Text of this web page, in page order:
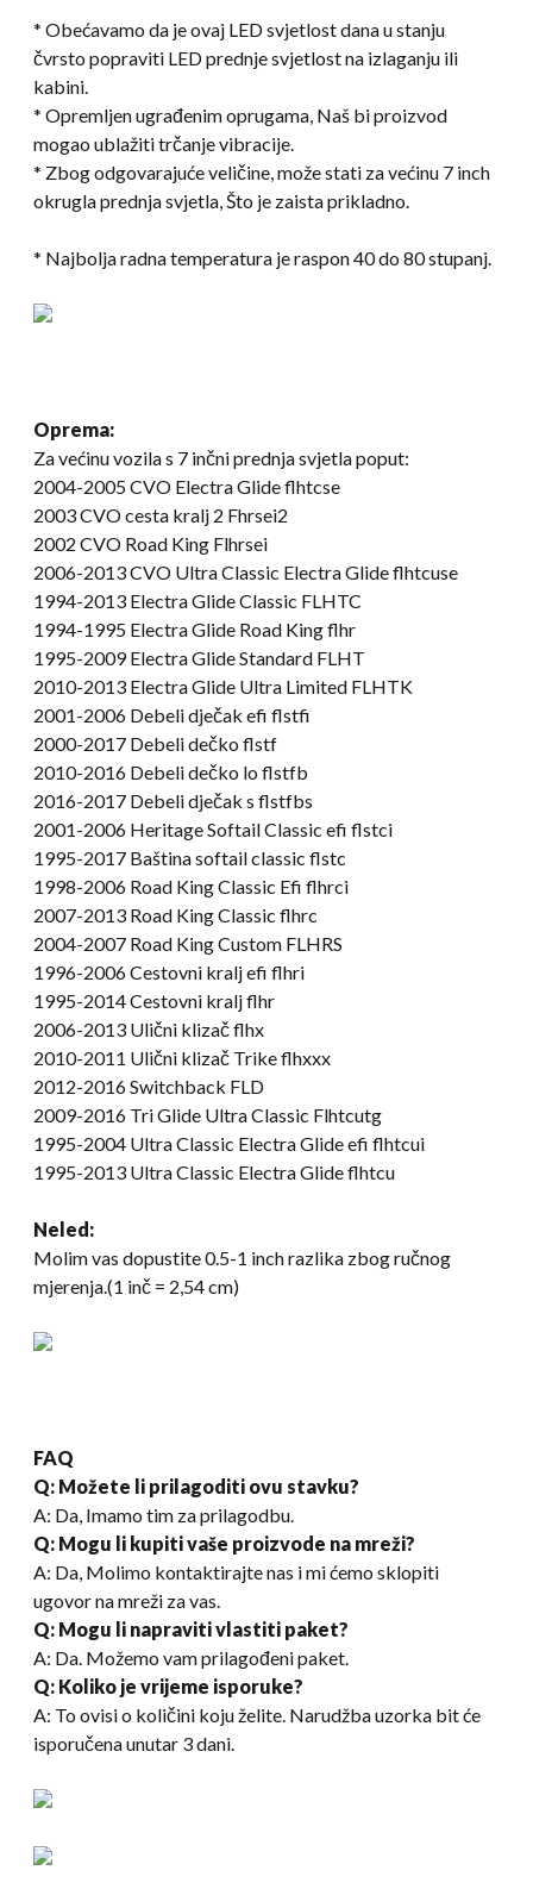
* Obećavamo da je ovaj LED svjetlost dana u stanju
čvrsto popraviti LED prednje svjetlost na izlaganju ili
kabini.
* Opremljen ugrađenim oprugama, Naš bi proizvod
mogao ublažiti trčanje vibracije.
* Zbog odgovarajuće veličine, može stati za većinu 7 inch
okrugla prednja svjetla, Što je zaista prikladno.
* Najbolja radna temperatura je raspon 40 do 80 stupanj.
Oprema:
Za većinu vozila s 7 inčni prednja svjetla poput:
2004-2005 CVO Electra Glide flhtcse
2003 CVO cesta kralj 2 Fhrsei2
2002 CVO Road King Flhrsei
2006-2013 CVO Ultra Classic Electra Glide flhtcuse
1994-2013 Electra Glide Classic FLHTC
1994-1995 Electra Glide Road King flhr
1995-2009 Electra Glide Standard FLHT
2010-2013 Electra Glide Ultra Limited FLHTK
2001-2006 Debeli dječak efi flstfi
2000-2017 Debeli dečko flstf
2010-2016 Debeli dečko lo flstfb
2016-2017 Debeli dječak s flstfbs
2001-2006 Heritage Softail Classic efi flstci
1995-2017 Baština softail classic flstc
1998-2006 Road King Classic Efi flhrci
2007-2013 Road King Classic flhrc
2004-2007 Road King Custom FLHRS
1996-2006 Cestovni kralj efi flhri
1995-2014 Cestovni kralj flhr
2006-2013 Ulični klizač flhx
2010-2011 Ulični klizač Trike flhxxx
2012-2016 Switchback FLD
2009-2016 Tri Glide Ultra Classic Flhtcutg
1995-2004 Ultra Classic Electra Glide efi flhtcui
1995-2013 Ultra Classic Electra Glide flhtcu
Neled:
Molim vas dopustite 0.5-1 inch razlika zbog ručnog
mjerenja.(1 inč = 2,54 cm)
FAQ
Q: Možete li prilagoditi ovu stavku?
A: Da, Imamo tim za prilagodbu.
Q: Mogu li kupiti vaše proizvode na mreži?
A: Da, Molimo kontaktirajte nas i mi ćemo sklopiti
ugovor na mreži za vas.
Q: Mogu li napraviti vlastiti paket?
A: Da. Možemo vam prilagođeni paket.
Q: Koliko je vrijeme isporuke?
A: To ovisi o količini koju želite. Narudžba uzorka bit će
isporučena unutar 3 dani.